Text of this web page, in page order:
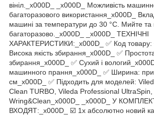
вініл._x000D_ _x000D_ Можливість
багаторазового використання_x000D_
машині за температури до 30 °C. Мийте та
багаторазово._x000D_ _x000D_ ТЕХНІЧНІ
ХАРАКТЕРИСТИКИ:_x000D_ ✅ Код товару:
Висока якість збирання_x000D_ ✅
збирання_x000D_ ✅ Сухий і
машинного прання_x000D_ ✅ Ширина:
см_x000D_ ✅ Підходить для моделей:
Clean TURBO, Vileda Professional
Wring&Clean_x000D_ _x000D_ У
ВХОДЯТ:_x000D_ ☑️ 1х абсолютно новий